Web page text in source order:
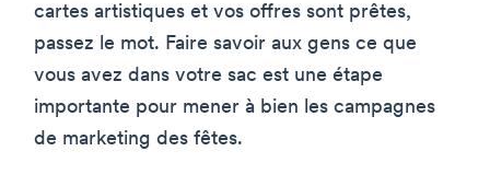
cartes artistiques et vos offres sont prêtes,
passez le mot. Faire savoir aux gens ce que
vous avez dans votre sac est une étape
importante pour mener à bien les campagnes
de marketing des fêtes.